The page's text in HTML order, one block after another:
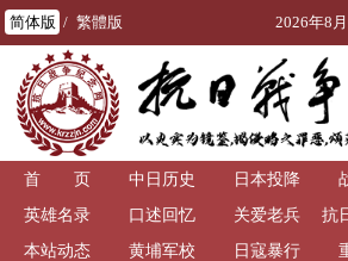
简体版 / 繁體版 2026年8
首 页 中日历史 日本投降
英雄名录
口述回忆 关爱老兵
抗
本站动态
黄埔军校 日寇暴行